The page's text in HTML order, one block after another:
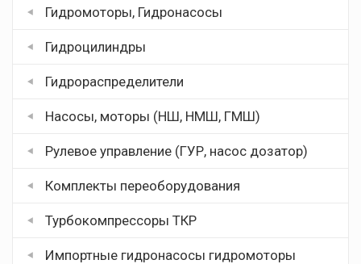
Гидромоторы, Гидронасосы
Гидроцилиндры
Гидрораспределители
Насосы, моторы (НШ, НМШ, ГМШ)
Рулевое управление (ГУР, насос дозатор)
Комплекты переоборудования
Турбокомпрессоры ТКР
Импортные гидронасосы гидромоторы